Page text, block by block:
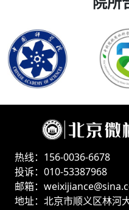
热线：156-0036-6678
投诉：010-53387968
邮箱：
地址：北京市顺义区林河